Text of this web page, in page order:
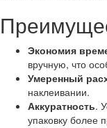
Экономия
вручную, что
Умеренный
наклеивании.
Аккуратность.
упаковку более